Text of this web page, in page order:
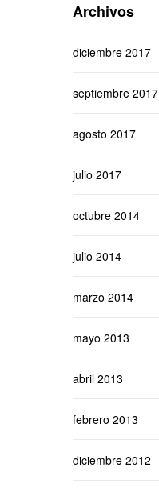
Archivos
diciembre 2017
septiembre 2017
agosto 2017
julio 2017
octubre 2014
julio 2014
marzo 2014
mayo 2013
abril 2013
febrero 2013
diciembre 2012